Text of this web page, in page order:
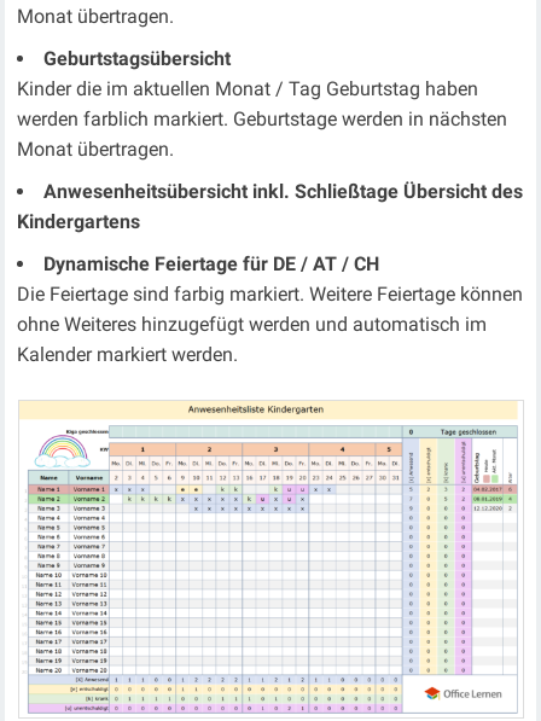
Monat übertragen.
Geburtstagsübersicht
Kinder die im aktuellen Monat / Tag Geburtstag haben
werden farblich markiert. Geburtstage werden in nächsten
Monat übertragen.
Anwesenheitsübersicht inkl. Schließtage Übersicht des
Kindergartens
Dynamische Feiertage für DE / AT / CH
Die Feiertage sind farbig markiert. Weitere Feiertage können
ohne Weiteres hinzugefügt werden und automatisch im
Kalender markiert werden.